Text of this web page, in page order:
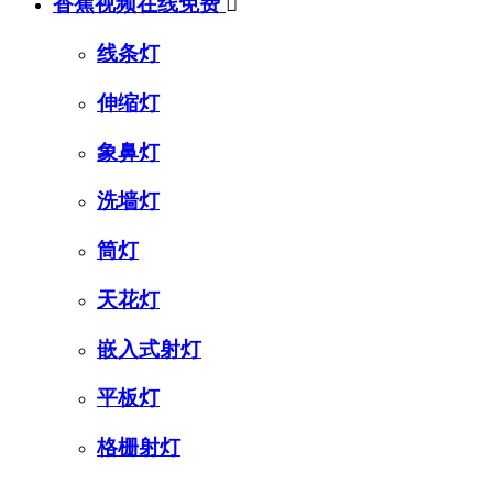
线条灯
伸缩灯
象鼻灯
洗墙灯
筒灯
天花灯
嵌入式射灯
平板灯
格栅射灯